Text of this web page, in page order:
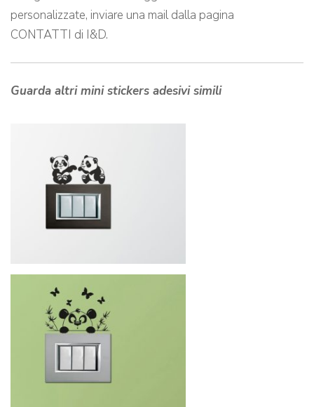
personalizzate, inviare una mail dalla pagina
CONTATTI di I&D.
Guarda altri mini stickers adesivi simili